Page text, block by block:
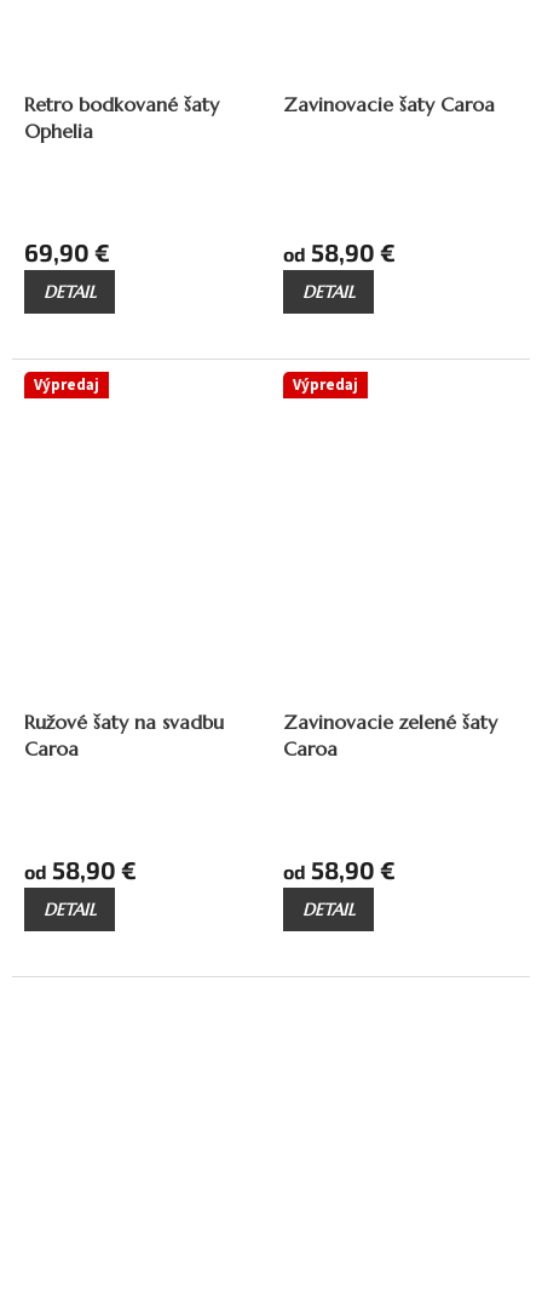
Retro bodkované šaty
Ophelia
69,90 €
DETAIL
Zavinovacie šaty Caroa
od 58,90 €
DETAIL
Výpredaj
Ružové šaty na svadbu
Caroa
od 58,90 €
DETAIL
Výpredaj
Zavinovacie zelené šaty
Caroa
od 58,90 €
DETAIL